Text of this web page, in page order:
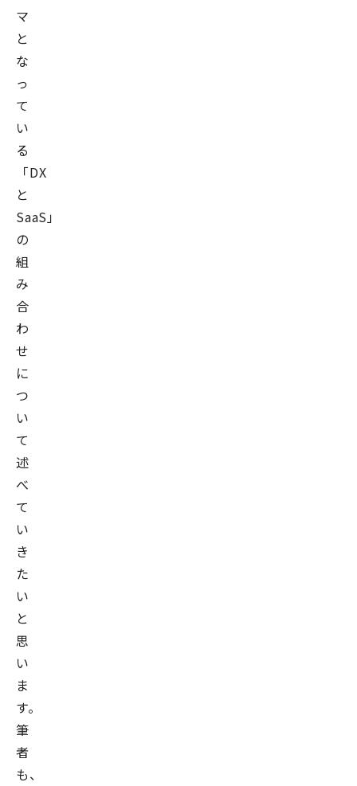
マ
と
な
っ
て
い
る
「DX
と
SaaS」
の
組
み
合
わ
せ
に
つ
い
て
述
べ
て
い
き
た
い
と
思
い
ま
す。
筆
者
も、